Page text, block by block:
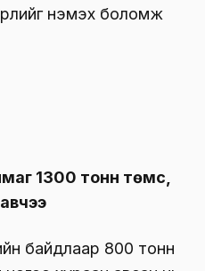
нэмэх боломж
1300 тонн төмс,
байдлаар 800 тонн